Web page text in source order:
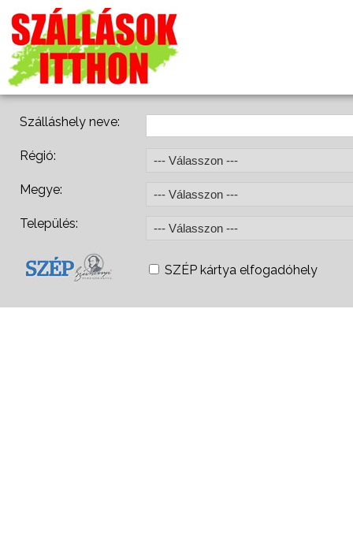
Szálláshely neve:
Régió:
Megye:
Település:
SZÉP kártya elfogadóhely